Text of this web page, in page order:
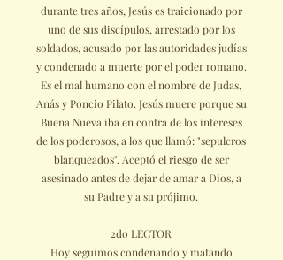
durante tres años, Jesús es traicionado por
uno de sus discípulos, arrestado por los
soldados, acusado por las autoridades judías
y condenado a muerte por el poder romano.
Es el mal humano con el nombre de Judas,
Anás y Poncio Pilato. Jesús muere porque su
Buena Nueva iba en contra de los intereses
de los poderosos, a los que llamó: "sepulcros
blanqueados". Aceptó el riesgo de ser
asesinado antes de dejar de amar a Dios, a
su Padre y a su prójimo.
2do LECTOR
Hoy seguimos condenando y matando